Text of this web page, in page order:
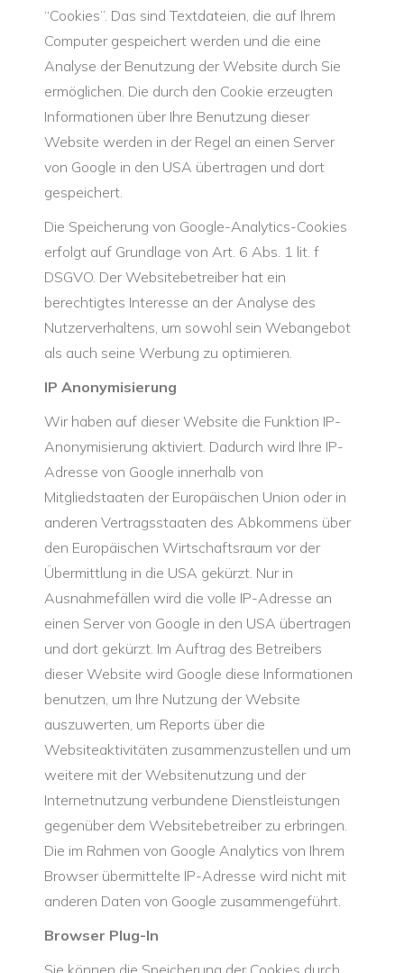
“Cookies”. Das sind Textdateien, die auf Ihrem
Computer gespeichert werden und die eine
Analyse der Benutzung der Website durch Sie
ermöglichen. Die durch den Cookie erzeugten
Informationen über Ihre Benutzung dieser
Website werden in der Regel an einen Server
von Google in den USA übertragen und dort
gespeichert.
Die Speicherung von Google-Analytics-Cookies
erfolgt auf Grundlage von Art. 6 Abs. 1 lit. f
DSGVO. Der Websitebetreiber hat ein
berechtigtes Interesse an der Analyse des
Nutzerverhaltens, um sowohl sein Webangebot
als auch seine Werbung zu optimieren.
IP Anonymisierung
Wir haben auf dieser Website die Funktion IP-
Anonymisierung aktiviert. Dadurch wird Ihre IP-
Adresse von Google innerhalb von
Mitgliedstaaten der Europäischen Union oder in
anderen Vertragsstaaten des Abkommens über
den Europäischen Wirtschaftsraum vor der
Übermittlung in die USA gekürzt. Nur in
Ausnahmefällen wird die volle IP-Adresse an
einen Server von Google in den USA übertragen
und dort gekürzt. Im Auftrag des Betreibers
dieser Website wird Google diese Informationen
benutzen, um Ihre Nutzung der Website
auszuwerten, um Reports über die
Websiteaktivitäten zusammenzustellen und um
weitere mit der Websitenutzung und der
Internetnutzung verbundene Dienstleistungen
gegenüber dem Websitebetreiber zu erbringen.
Die im Rahmen von Google Analytics von Ihrem
Browser übermittelte IP-Adresse wird nicht mit
anderen Daten von Google zusammengeführt.
Browser Plug-In
Sie können die Speicherung der Cookies durch